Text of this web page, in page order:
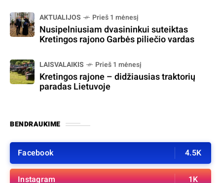
AKTUALIJOS Prieš 1 mėnesį
Nusipelniusiam dvasininkui suteiktas
Kretingos rajono Garbės piliečio vardas
LAISVALAIKIS Prieš 1 mėnesį
Kretingos rajone – didžiausias traktorių
paradas Lietuvoje
BENDRAUKIME
Facebook 4.5K
Instagram 1K